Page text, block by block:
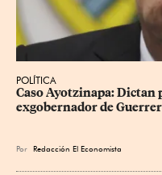
POLÍTICA
Caso Ayotzinapa:
exgobernador de
Por Redacción El Economista